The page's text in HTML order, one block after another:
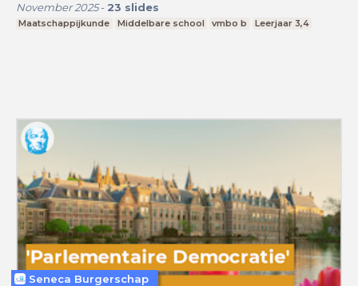
November 2025- 23 slides
Maatschappijkunde Middelbare school vmbo b Leerjaar 3,4
Seneca Burgerschap